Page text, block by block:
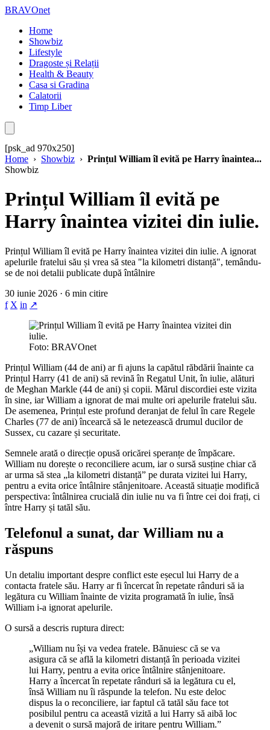
BRAVOnet
Home
Showbiz
Lifestyle
Dragoste și Relații
Health & Beauty
Casa si Gradina
Calatorii
Timp Liber
[psk_ad 970x250]
Home › Showbiz › Prințul William îl evită pe Harry înaintea...
Showbiz
Prințul William îl evită pe
Harry înaintea vizitei din iulie.
Prințul William îl evită pe Harry înaintea vizitei din iulie. A ignorat
apelurile fratelui său și vrea să stea "la kilometri distanță", temându-
se de noi detalii publicate după întâlnire
30 iunie 2026 · 6 min citire
f X in ↗
Foto: BRAVOnet
Prințul William (44 de ani) ar fi ajuns la capătul răbdării înainte ca
Prințul Harry (41 de ani) să revină în Regatul Unit, în iulie, alături
de Meghan Markle (44 de ani) și copii. Mărul discordiei este vizita
în sine, iar William a ignorat de mai multe ori apelurile fratelui său.
De asemenea, Prințul este profund deranjat de felul în care Regele
Charles (77 de ani) încearcă să le netezească drumul ducilor de
Sussex, cu cazare și securitate.
Semnele arată o direcție opusă oricărei speranțe de împăcare.
William nu dorește o reconciliere acum, iar o sursă susține chiar că
ar urma să stea „la kilometri distanță” pe durata vizitei lui Harry,
pentru a evita orice întâlnire stânjenitoare. Această situație modifică
perspectiva: întâlnirea crucială din iulie nu va fi între cei doi frați, ci
între Harry și tatăl său.
Telefonul a sunat, dar William nu a
răspuns
Un detaliu important despre conflict este eșecul lui Harry de a
contacta fratele său. Harry ar fi încercat în repetate rânduri să ia
legătura cu William înainte de vizita programată în iulie, însă
William i-a ignorat apelurile.
O sursă a descris ruptura direct:
„William nu își va vedea fratele. Bănuiesc că se va
asigura că se află la kilometri distanță în perioada vizitei
lui Harry, pentru a evita orice întâlnire stânjenitoare.
Harry a încercat în repetate rânduri să ia legătura cu el,
însă William nu îi răspunde la telefon. Nu este deloc
dispus la o reconciliere, iar faptul că tatăl său face tot
posibilul pentru ca această vizită a lui Harry să aibă loc
a devenit o sursă majoră de iritare pentru William.”